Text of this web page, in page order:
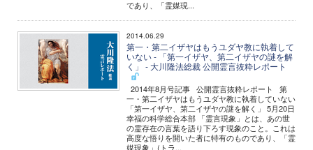
であり、「霊媒現...
2014.06.29
第一・第二イザヤはもうユダヤ教に執着して
いない - 「第一イザヤ、第二イザヤの謎を解
く」 - 大川隆法総裁 公開霊言抜粋レポート
2014年8月号記事 公開霊言抜粋レポート 第
一・第二イザヤはもうユダヤ教に執着していない
「第一イザヤ、第二イザヤの謎を解く」 5月20日
幸福の科学総合本部 「霊言現象」とは、あの世
の霊存在の言葉を語り下ろす現象のこと。これは
高度な悟りを開いた者に特有のものであり、「霊
媒現象」(トラ...